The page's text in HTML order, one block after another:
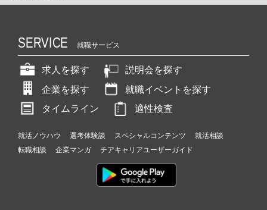
SERVICE 就職サービス
求人を探す
説明会を探す
企業を探す
就職イベントを探す
タイムライン
適性検査
就活ノウハウ 選考体験談 スペシャルコンテンツ
就活相談
転職相談
企業マンガ チアキャリアユーザーガイド